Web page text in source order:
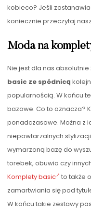
kobieco? Jeśli
koniecznie przeczytaj
Moda na
Nie jest dla nas
basic ze spódnicą
popularnością. W końcu
bazowe. Co to oznacza?
ponadczasowe. Można z
niepowtarzalnych
wymarzoną bazę do
torebek, obuwia czy
Komplety basic to także
zamartwiania się pod
W końcu takie zestawy